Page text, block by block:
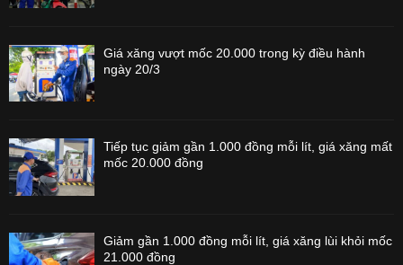
Giá xăng vượt mốc 20.000 trong kỳ điều hành
ngày 20/3
Tiếp tục giảm gần 1.000 đồng mỗi lít, giá xăng mất
mốc 20.000 đồng
Giảm gần 1.000 đồng mỗi lít, giá xăng lùi khỏi mốc
21.000 đồng